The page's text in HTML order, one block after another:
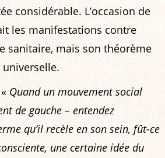
considérable. L’occasion de
les manifestations contre
sanitaire, mais son théorème
Quand un mouvement social
de gauche – entendez
qu’il recèle en son sein, fût-ce
une certaine idée du